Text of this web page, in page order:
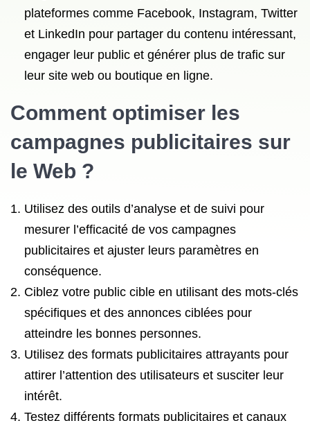
plateformes comme Facebook, Instagram, Twitter
et LinkedIn pour partager du contenu intéressant,
engager leur public et générer plus de trafic sur
leur site web ou boutique en ligne.
Comment optimiser les
campagnes publicitaires sur
le Web ?
Utilisez des outils d’analyse et de suivi pour
mesurer l’efficacité de vos campagnes
publicitaires et ajuster leurs paramètres en
conséquence.
Ciblez votre public cible en utilisant des mots-clés
spécifiques et des annonces ciblées pour
atteindre les bonnes personnes.
Utilisez des formats publicitaires attrayants pour
attirer l’attention des utilisateurs et susciter leur
intérêt.
Testez différents formats publicitaires et canaux